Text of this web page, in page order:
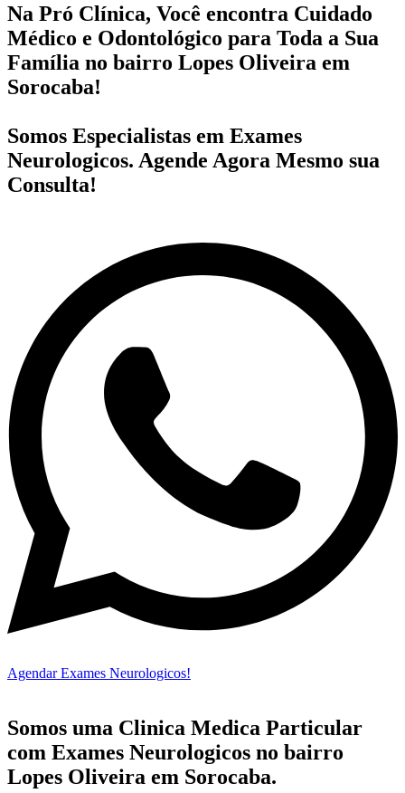
Na Pró Clínica, Você encontra Cuidado
Médico e Odontológico para Toda a Sua
Família no bairro Lopes Oliveira em
Sorocaba!
Somos Especialistas em Exames
Neurologicos. Agende Agora Mesmo sua
Consulta!
Agendar Exames Neurologicos!
Somos uma Clinica Medica Particular
com Exames Neurologicos no bairro
Lopes Oliveira em Sorocaba.